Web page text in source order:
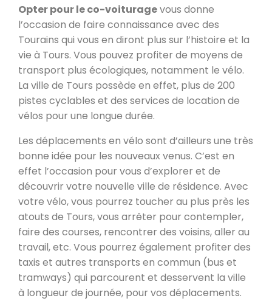
Opter pour le co-voituragevous donne
l’occasion de faire connaissance avec des
Tourains qui vous en diront plus sur l’histoire et la
vie à Tours. Vous pouvez profiter de moyens de
transport plus écologiques, notamment le vélo.
La ville de Tours possède en effet, plus de 200
pistes cyclables et des services de location de
vélos pour une longue durée.
Les déplacements en vélo sont d’ailleurs une très
bonne idée pour les nouveaux venus. C’est en
effet l’occasion pour vous d’explorer et de
découvrir votre nouvelle ville de résidence. Avec
votre vélo, vous pourrez toucher au plus près les
atouts de Tours, vous arrêter pour contempler,
faire des courses, rencontrer des voisins, aller au
travail, etc. Vous pourrez également profiter des
taxis et autres transports en commun (bus et
tramways) qui parcourent et desservent la ville
à longueur de journée, pour vos déplacements.